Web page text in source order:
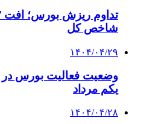
شاخص کل
۱۴۰۴/۰۴/۲۹
وضعیت فعالیت بورس در
یکم مرداد
۱۴۰۴/۰۴/۲۸